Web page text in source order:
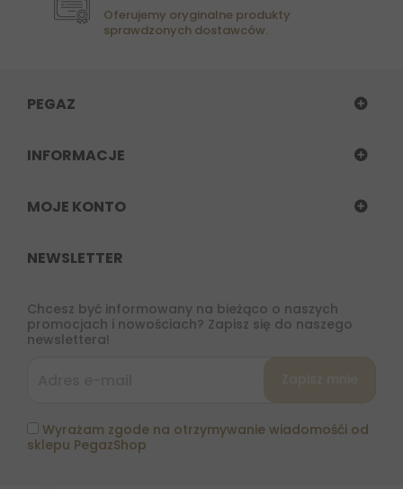
Oferujemy oryginalne produkty
sprawdzonych dostawców.
PEGAZ
INFORMACJE
MOJE KONTO
NEWSLETTER
Chcesz być informowany na bieżąco o naszych
promocjach i nowościach? Zapisz się do naszego
newslettera!
Wyrażam zgode na otrzymywanie wiadomośći od
sklepu PegazShop